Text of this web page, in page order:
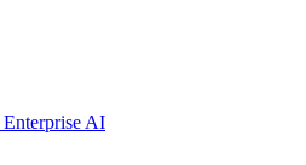
Enterprise AI